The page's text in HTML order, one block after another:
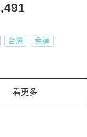
台灣 免運
看更多